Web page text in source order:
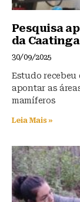
Pesquisa
da Caatinga
30/09/2025
Estudo recebeu
apontar as
mamíferos
Leia Mais »